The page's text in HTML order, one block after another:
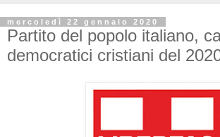
mercoledì 22 gennaio 2020
Partito del popolo italiano,
democratici cristiani del